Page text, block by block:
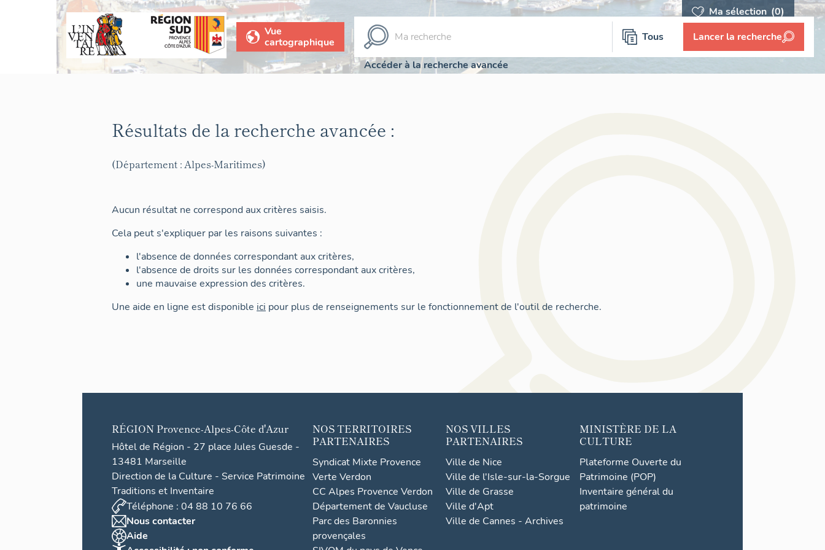
Ma sélection (0)
Vue
cartographique
Tous Lancer la recherche
Accéder à la recherche avancée
Résultats de la recherche avancée :
(Département : Alpes-Maritimes)
Aucun résultat ne correspond aux critères saisis.
Cela peut s'expliquer par les raisons suivantes :
l'absence de données correspondant aux critères,
l'absence de droits sur les données correspondant aux critères,
une mauvaise expression des critères.
Une aide en ligne est disponible ici pour plus de renseignements sur le fonctionnement de l'outil de recherche.
RÉGION Provence-Alpes-Côte d'Azur
Hôtel de Région - 27 place Jules Guesde -
13481 Marseille
Direction de la Culture - Service Patrimoine
Traditions et Inventaire
Téléphone : 04 88 10 76 66
Nous contacter
Aide
NOS TERRITOIRES
PARTENAIRES
Syndicat Mixte Provence
Verte Verdon
CC Alpes Provence Verdon
Département de Vaucluse
Parc des Baronnies
provençales
NOS VILLES
PARTENAIRES
Ville de Nice
Ville de l'Isle-sur-la-Sorgue
Ville de Grasse
Ville d'Apt
Ville de Cannes - Archives
MINISTÈRE DE LA
CULTURE
Plateforme Ouverte du
Patrimoine (POP)
Inventaire général du
patrimoine